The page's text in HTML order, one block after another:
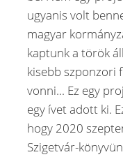
ugyanis volt
magyar
kaptunk a török
kisebb szponzori
vonni... Ez egy
egy ívet adott ki.
hogy 2020
Szigetvár-